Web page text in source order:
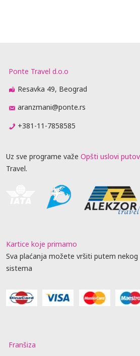
Ponte Travel d.o.o
Resavka 49, Beograd
aranzmani@ponte.rs
+381-11-7858585
Uz sve programe važe Opšti uslovi
Travel.
Kartice koje primamo
Sva plaćanja možete vršiti putem
sistema
Franšiza